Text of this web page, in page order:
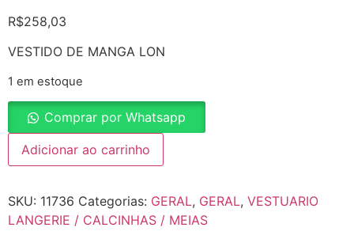
R$258,03
VESTIDO DE MANGA LON
1 em estoque
Comprar por Whatsapp
Adicionar ao carrinho
SKU: 11736 Categorias: GERAL, GERAL, VESTUARIO
LANGERIE / CALCINHAS / MEIAS